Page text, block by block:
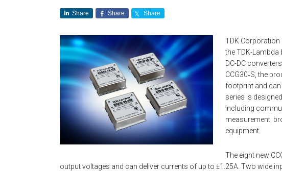
Share Share Share
TDK
the TDK-Lambda
DC-DC
CCG30‑S, the
footprint and can
series is
including
measurement,
equipment.
The eight new
output voltages and can deliver currents of up to ±1.25A. Two wide